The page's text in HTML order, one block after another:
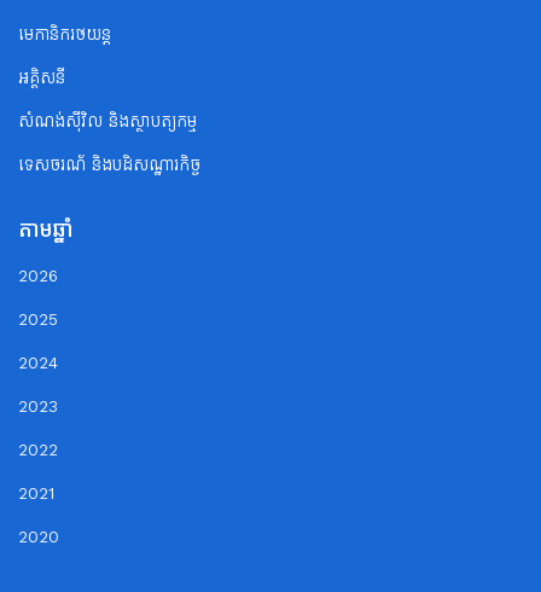
មេកានិករថយន្ត
អគ្គិសនី
សំណង់ស៊ីវិល និងស្ថាបត្យកម្ម
ទេសចរណ័ និងបដិសណ្ឋារកិច្ច
តាមឆ្នាំ
2026
2025
2024
2023
2022
2021
2020